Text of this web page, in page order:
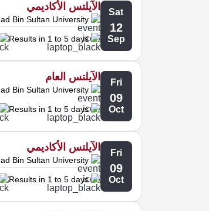
Sat
12
Sep
الآيلتس الأكاديمي
Bin Sultan University
Results in 1 to 5 days
Fri
09
Oct
الآيلتس العام
Bin Sultan University
Results in 1 to 5 days
Fri
09
Oct
الآيلتس الأكاديمي
Bin Sultan University
Results in 1 to 5 days